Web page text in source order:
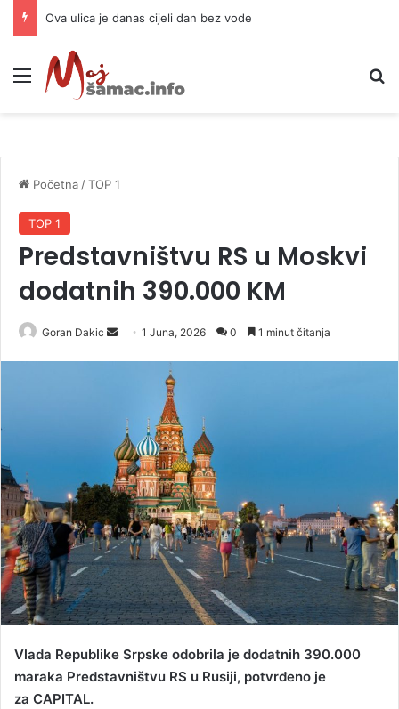
Meni
Početna /TOP 1
TOP 1
Predstavništvu RS u Moskvi
dodatnih 390.000 KM
Goran Dakic
n
e
m
a
i
l
1 Juna, 2026 0 1 minut čitanja
Vlada Republike Srpske odobrila je dodatnih 390.000
maraka Predstavništvu RS u Rusiji, potvrđeno je
za CAPITAL.